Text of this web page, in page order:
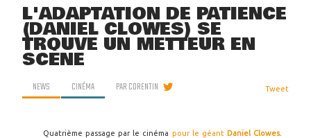
L'ADAPTATION DE PATIENCE
(DANIEL CLOWES) SE
TROUVE UN METTEUR EN
SCÈNE
NEWS CINÉMA PARCORENTIN Tweet
Quatrième passage par le cinéma pour le géant Daniel Clowes.